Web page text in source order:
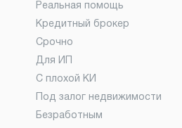
Реальная помощь
Кредитный брокер
Срочно
Для ИП
С плохой КИ
Под залог недвижимости
Безработным